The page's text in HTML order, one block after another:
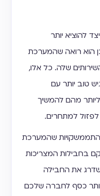
להוציא יותר
הוא רואה שהמערכת
שלה. כל אלו,
טוב יותר עם
מהם להמשיך
למתחרים.
שהמערכת
בחבילות המצריכות
את החבילה
כסף לחברה שלכם